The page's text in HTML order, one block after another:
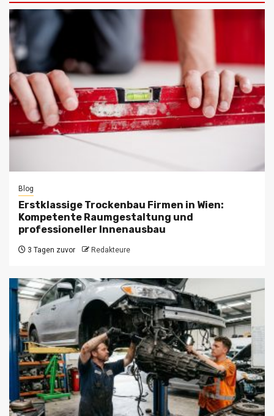
Blog
Erstklassige Trockenbau Firmen in Wien:
Kompetente Raumgestaltung und
professioneller Innenausbau
3 Tagen zuvor Redakteure